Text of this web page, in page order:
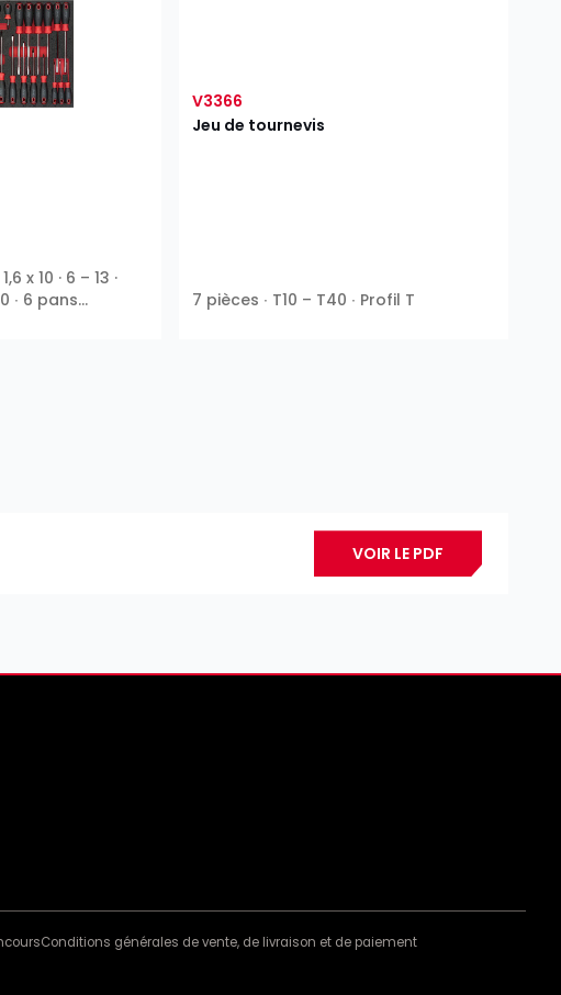
x 10 · 6 – 13 ·
∙ 6 pans
V3366
Jeu de tournevis
7 pièces ∙ T10 – T40 ∙ Profil T
VOIR LE PDF
Conditions générales de vente, de livraison et de paiement